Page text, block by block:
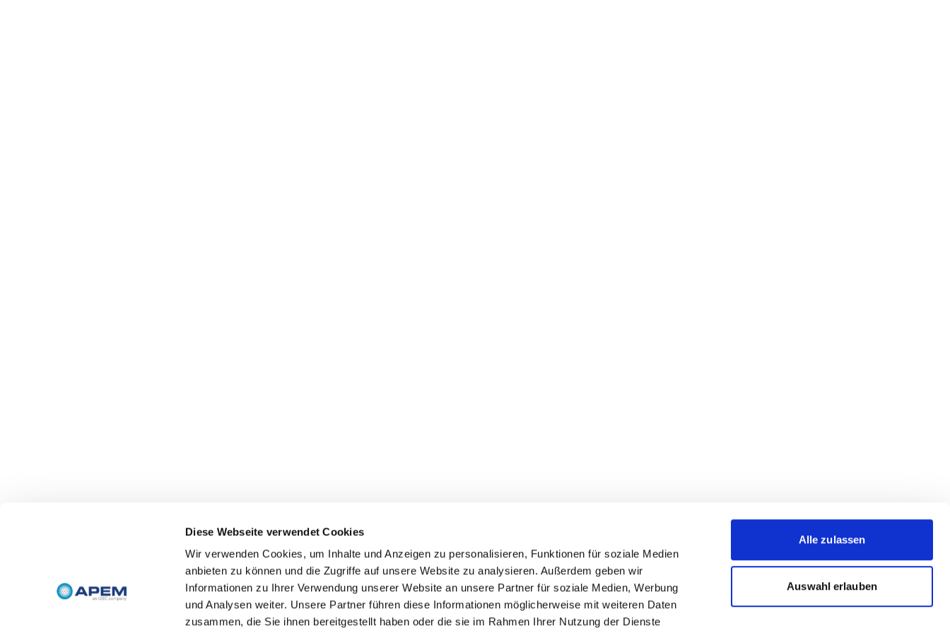
Diese Webseite verwendet Cookies
Wir verwenden Cookies, um Inhalte und Anzeigen zu personalisieren, Funktionen für soziale Medien
anbieten zu können und die Zugriffe auf unsere Website zu analysieren. Außerdem geben wir
Informationen zu Ihrer Verwendung unserer Website an unsere Partner für soziale Medien, Werbung
und Analysen weiter. Unsere Partner führen diese Informationen möglicherweise mit weiteren Daten
zusammen, die Sie ihnen bereitgestellt haben oder die sie im Rahmen Ihrer Nutzung der Dienste
Alle zulassen
Auswahl erlauben